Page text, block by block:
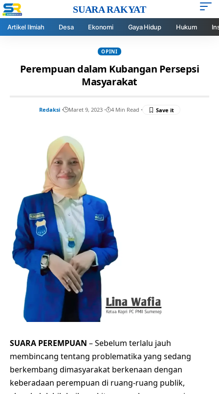
SUARA RAKYAT
Artikel Ilmiah Desa Ekonomi Gaya Hidup Hukum
OPINI
Perempuan dalam Kubangan Persepsi
Masyarakat
Redaksi Maret 9, 2023 4 Min Read
SUARA PEREMPUAN – Sebelum terlalu jauh
membincang tentang problematika yang sedang
berkembang dimasyarakat berkenaan dengan
keberadaan perempuan di ruang-ruang publik,